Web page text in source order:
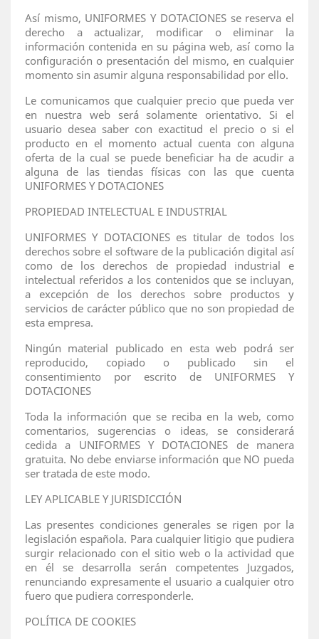
Así mismo, UNIFORMES Y DOTACIONES se reserva el
derecho a actualizar, modificar o eliminar la
información contenida en su página web, así como la
configuración o presentación del mismo, en cualquier
momento sin asumir alguna responsabilidad por ello.
Le comunicamos que cualquier precio que pueda ver
en nuestra web será solamente orientativo. Si el
usuario desea saber con exactitud el precio o si el
producto en el momento actual cuenta con alguna
oferta de la cual se puede beneficiar ha de acudir a
alguna de las tiendas físicas con las que cuenta
UNIFORMES Y DOTACIONES
PROPIEDAD INTELECTUAL E INDUSTRIAL
UNIFORMES Y DOTACIONES es titular de todos los
derechos sobre el software de la publicación digital así
como de los derechos de propiedad industrial e
intelectual referidos a los contenidos que se incluyan,
a excepción de los derechos sobre productos y
servicios de carácter público que no son propiedad de
esta empresa.
Ningún material publicado en esta web podrá ser
reproducido, copiado o publicado sin el
consentimiento por escrito de UNIFORMES Y
DOTACIONES
Toda la información que se reciba en la web, como
comentarios, sugerencias o ideas, se considerará
cedida a UNIFORMES Y DOTACIONES de manera
gratuita. No debe enviarse información que NO pueda
ser tratada de este modo.
LEY APLICABLE Y JURISDICCIÓN
Las presentes condiciones generales se rigen por la
legislación española. Para cualquier litigio que pudiera
surgir relacionado con el sitio web o la actividad que
en él se desarrolla serán competentes Juzgados,
renunciando expresamente el usuario a cualquier otro
fuero que pudiera corresponderle.
POLÍTICA DE COOKIES